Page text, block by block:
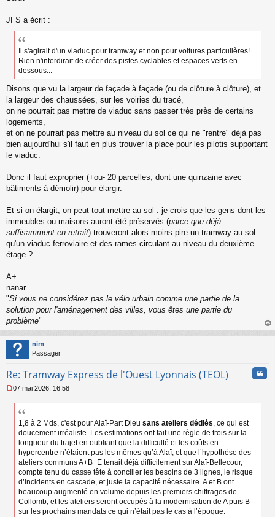
s
u
JFS a écrit :
Il s'agirait d'un viaduc pour tramway et non pour voitures particulières!
Rien n'interdirait de créer des pistes cyclables et espaces verts en
dessous...
Disons que vu la largeur de façade à façade (ou de clôture à clôture), et
la largeur des chaussées, sur les voiries du tracé,
on ne pourrait pas mettre de viaduc sans passer très près de certains
logements,
et on ne pourrait pas mettre au niveau du sol ce qui ne "rentre" déjà pas
bien aujourd'hui s'il faut en plus trouver la place pour les pilotis supportant
le viaduc.
Donc il faut exproprier (+ou- 20 parcelles, dont une quinzaine avec
bâtiments à démolir) pour élargir.
Et si on élargit, on peut tout mettre au sol : je crois que les gens dont les
immeubles ou maisons auront été préservés (parce que déjà
suffisamment en retrait) trouveront alors moins pire un tramway au sol
qu'un viaduc ferroviaire et des rames circulant au niveau du deuxième
étage ?
A+
nanar
"Si vous ne considérez pas le vélo urbain comme une partie de la
solution pour l'aménagement des villes, vous êtes une partie du
problème"
au
nim
Passager
Re: Tramway Express de l'Ouest Lyonnais (TEOL)
e
07 mai 2026, 16:58
1,8 à 2 Mds, c'est pour Alaï-Part Dieu sans ateliers dédiés, ce qui est
doucement irréaliste. Les estimations ont fait une règle de trois sur la
longueur du trajet en oubliant que la difficulté et les coûts en
hypercentre n’étaient pas les mêmes qu’à Alaï, et que l’hypothèse des
ateliers communs A+B+E tenait déjà difficilement sur Alaï-Bellecour,
compte tenu du casse tête à concilier les besoins de 3 lignes, le risque
d’incidents en cascade, et juste la capacité nécessaire. A et B ont
beaucoup augmenté en volume depuis les premiers chiffrages de
Collomb, et les ateliers seront occupés à la modernisation de A puis B
sur les prochains mandats ce qui n’était pas le cas à l’époque.